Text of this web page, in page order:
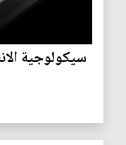
سيكولوجية